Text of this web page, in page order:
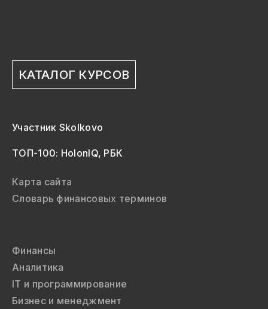
КАТАЛОГ КУРСОВ
Участник Skolkovo
ТОП-100: HolonIQ, РБК
Карта сайта
Словарь финансовых терминов
Финансы
Аналитика
IT и программирование
Бизнес и менеджмент